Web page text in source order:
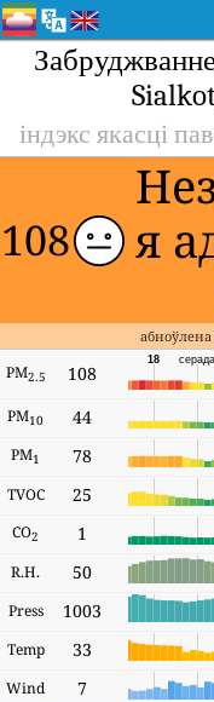
індэкс якасці
108
я
PM2.5 108
серада
18
PM10 44
PM1 78
TVOC 25
CO2 1
R.H. 50
Press 1003
Temp 33
Wind 7